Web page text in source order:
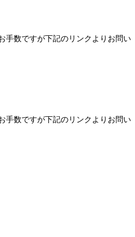
手数ですが下記のリンクよりお問い
手数ですが下記のリンクよりお問い